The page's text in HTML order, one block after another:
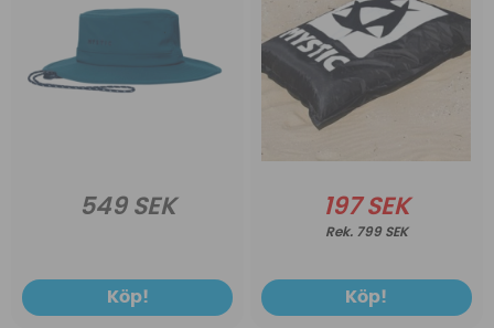
549 SEK
Köp!
197 SEK
799 SEK
Köp!